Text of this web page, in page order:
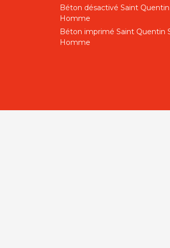
Béton désactivé Saint
Homme
Béton imprimé Saint Quentin
Homme